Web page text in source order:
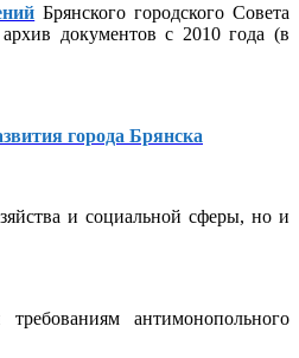
Брянского городского Совета
документов с 2010 года (в
города Брянска
и социальной сферы, но и
антимонопольного